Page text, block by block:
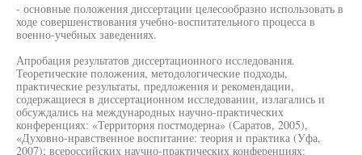
- основные положения диссертации целесообразно использовать в
ходе совершенствования учебно-воспитательного процесса в
военно-учебных заведениях.
Апробация результатов диссертационного исследования.
Теоретические положения, методологические подходы,
практические результаты, предложения и рекомендации,
содержащиеся в диссертационном исследовании, излагались и
обсуждались на международных научно-практических
конференциях: «Территория постмодерна» (Саратов, 2005),
«Духовно-нравственное воспитание: теория и практика (Уфа,
2007); всероссийских научно-практических конференциях: